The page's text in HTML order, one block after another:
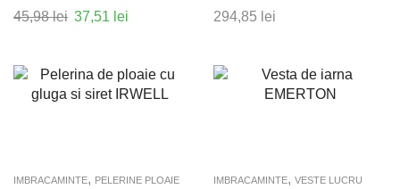
45,98lei Prețul
fost:
45,98 lei.
37,51 lei
37,51 lei.
294,85 lei
IMBRACAMINTE, PELERINE PLOAIE IMBRACAMINTE, VESTE LUCRU